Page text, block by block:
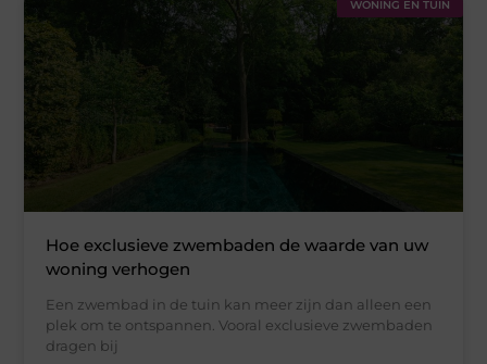
WONING EN TUIN
Hoe exclusieve zwembaden de waarde van uw
woning verhogen
Een zwembad in de tuin kan meer zijn dan alleen een
plek om te ontspannen. Vooral exclusieve zwembaden
dragen bij